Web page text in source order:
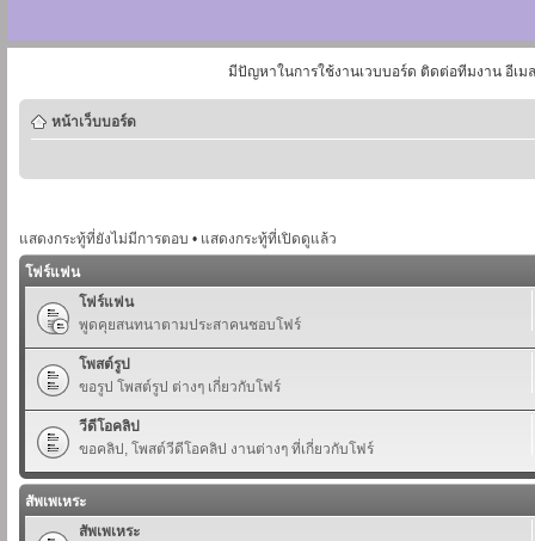
มีปัญหาในการใช้งานเวบบอร์ด ติดต่อทีมงาน อีเม
หน้าเว็บบอร์ด
แสดงกระทู้ที่ยังไม่มีการตอบ • แสดงกระทู้ที่เปิดดูแล้ว
โฟร์แฟน
โฟร์แฟน
พูดคุยสนทนาตามประสาคนชอบโฟร์
โพสต์รูป
ขอรูป โพสต์รูป ต่างๆ เกี่ยวกับโฟร์
วีดีโอคลิป
ขอคลิป, โพสต์วีดีโอคลิป งานต่างๆ ที่เกี่ยวกับโฟร์
สัพเพเหระ
สัพเพเหระ